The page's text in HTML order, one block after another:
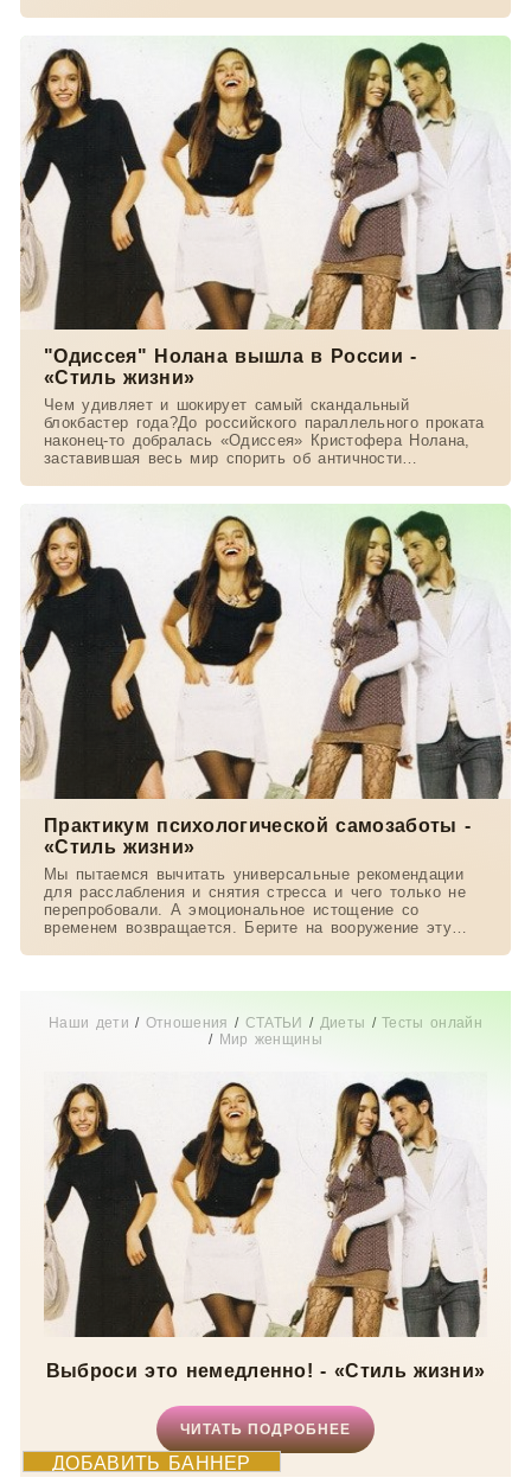
"Одиссея" Нолана вышла в России -
«Стиль жизни»
Чем удивляет и шокирует самый скандальный
блокбастер года?До российского параллельного проката
наконец-то добралась «Одиссея» Кристофера Нолана,
заставившая весь мир спорить об античности
Практикум психологической самозаботы -
«Стиль жизни»
Мы пытаемся вычитать универсальные рекомендации
для расслабления и снятия стресса и чего только не
перепробовали. А эмоциональное истощение со
временем возвращается. Берите на вооружение эту
Наши дети / Отношения / СТАТЬИ / Диеты /Тесты онлайн
/ Мир женщины
Выброси это немедленно! - «Стиль жизни»
ЧИТАТЬ ПОДРОБНЕЕ
ДОБАВИТЬ БАННЕР